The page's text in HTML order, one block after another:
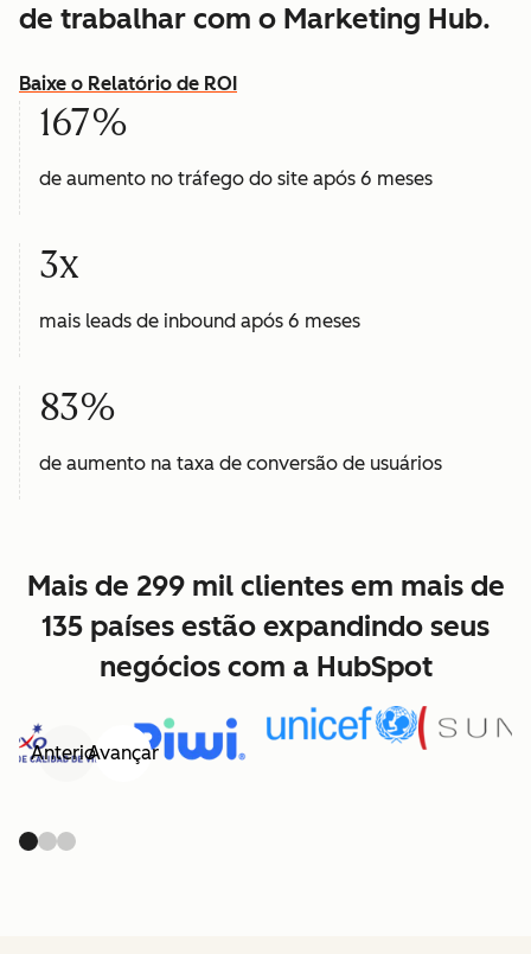
de trabalhar com o Marketing Hub.
Baixe o Relatório de ROI
167%
de aumento no tráfego do site após 6 meses
3x
mais leads de inbound após 6 meses
83%
de aumento na taxa de conversão de usuários
Mais de 299 mil clientes em mais de
135 países estão expandindo seus
negócios com a HubSpot
AnteriorAvançar